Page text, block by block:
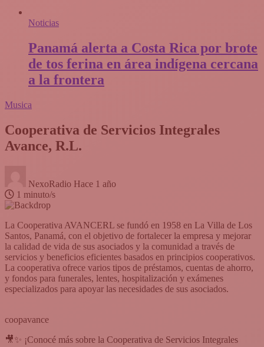
Noticias
Panamá alerta a Costa Rica por brote
de tos ferina en área indígena cercana
a la frontera
Musica
Cooperativa de Servicios Integrales
Avance, R.L.
NexoRadio Hace 1 año
1 minuto/s
La Cooperativa AVANCERL se fundó en 1958 en La Villa de Los
Santos, Panamá, con el objetivo de fortalecer la empresa y mejorar
la calidad de vida de sus asociados y la comunidad a través de
servicios y beneficios eficientes basados en principios cooperativos.
La cooperativa ofrece varios tipos de préstamos, cuentas de ahorro,
y fondos para funerales, lentes, hospitalización y exámenes
especializados para apoyar las necesidades de sus asociados.
coopavance
🎥✨ ¡Conocé más sobre la Cooperativa de Servicios Integrales